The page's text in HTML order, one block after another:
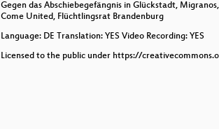
Gegen das Abschiebegefängnis in Glückstadt,
Come United, Flüchtlingsrat Brandenburg
Language: DE Translation: YES Video Recording: YES
Licensed to the public under https://